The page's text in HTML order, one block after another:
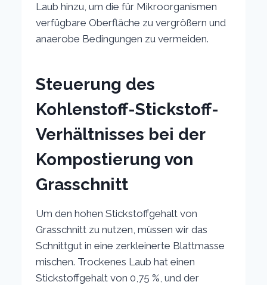
Laub hinzu, um die für Mikroorganismen
verfügbare Oberfläche zu vergrößern und
anaerobe Bedingungen zu vermeiden.
Steuerung des
Kohlenstoff-Stickstoff-
Verhältnisses bei der
Kompostierung von
Grasschnitt
Um den hohen Stickstoffgehalt von
Grasschnitt zu nutzen, müssen wir das
Schnittgut in eine zerkleinerte Blattmasse
mischen. Trockenes Laub hat einen
Stickstoffgehalt von 0,75 %, und der